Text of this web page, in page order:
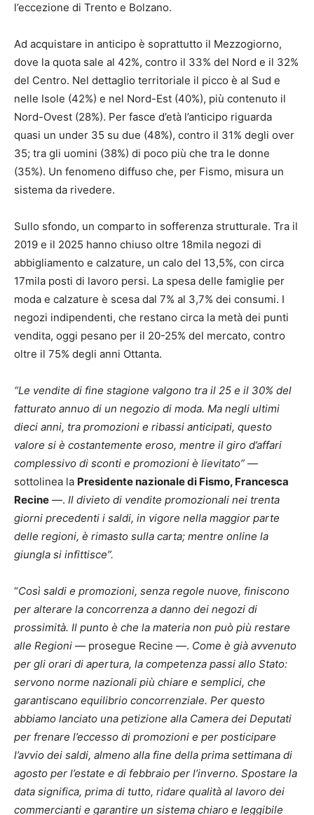
l’eccezione di Trento e Bolzano.
Ad acquistare in anticipo è soprattutto il Mezzogiorno,
dove la quota sale al 42%, contro il 33% del Nord e il 32%
del Centro. Nel dettaglio territoriale il picco è al Sud e
nelle Isole (42%) e nel Nord-Est (40%), più contenuto il
Nord-Ovest (28%). Per fasce d’età l’anticipo riguarda
quasi un under 35 su due (48%), contro il 31% degli over
35; tra gli uomini (38%) di poco più che tra le donne
(35%). Un fenomeno diffuso che, per Fismo, misura un
sistema da rivedere.
Sullo sfondo, un comparto in sofferenza strutturale. Tra il
2019 e il 2025 hanno chiuso oltre 18mila negozi di
abbigliamento e calzature, un calo del 13,5%, con circa
17mila posti di lavoro persi. La spesa delle famiglie per
moda e calzature è scesa dal 7% al 3,7% dei consumi. I
negozi indipendenti, che restano circa la metà dei punti
vendita, oggi pesano per il 20-25% del mercato, contro
oltre il 75% degli anni Ottanta.
“Le vendite di fine stagione valgono tra il 25 e il 30% del
fatturato annuo di un negozio di moda. Ma negli ultimi
dieci anni, tra promozioni e ribassi anticipati, questo
valore si è costantemente eroso, mentre il giro d’affari
complessivo di sconti e promozioni è lievitato” —
sottolinea la Presidente nazionale di Fismo, Francesca
Recine —. Il divieto di vendite promozionali nei trenta
giorni precedenti i saldi, in vigore nella maggior parte
delle regioni, è rimasto sulla carta; mentre online la
giungla si infittisce”.
“Così saldi e promozioni, senza regole nuove, finiscono
per alterare la concorrenza a danno dei negozi di
prossimità. Il punto è che la materia non può più restare
alle Regioni — prosegue Recine —. Come è già avvenuto
per gli orari di apertura, la competenza passi allo Stato:
servono norme nazionali più chiare e semplici, che
garantiscano equilibrio concorrenziale. Per questo
abbiamo lanciato una petizione alla Camera dei Deputati
per frenare l’eccesso di promozioni e per posticipare
l’avvio dei saldi, almeno alla fine della prima settimana di
agosto per l’estate e di febbraio per l’inverno. Spostare la
data significa, prima di tutto, ridare qualità al lavoro dei
commercianti e garantire un sistema chiaro e leggibile